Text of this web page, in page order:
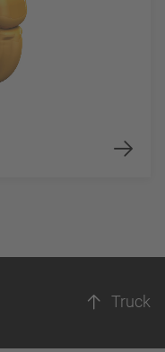
Truck